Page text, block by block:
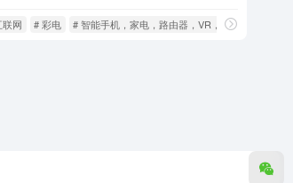
网 # 彩电 # 智能手机，家电，路由器，VR，AR，云计算，